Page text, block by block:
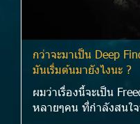
กว่าจะมาเป็น Deep
มันเริ่มต้นมายังไงนะ ?
ผมว่าเรื่องนี้จะเป็น
หลายๆคน ที่กำลังสนใ